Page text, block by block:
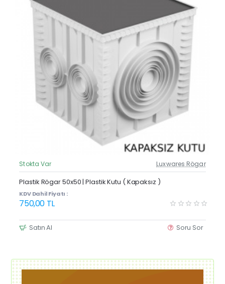
Güncel Fiyat
Stokta Var Luxwares Rögar
Plastik Rögar 50x50 | Plastik Kutu ( Kapaksız )
KDV Dahil Fiyatı :
750,00 TL
Satın Al Soru Sor